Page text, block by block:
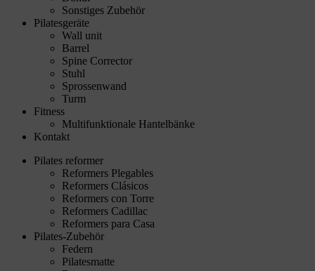
Sonstiges Zubehör
Pilatesgeräte
Wall unit
Barrel
Spine Corrector
Stuhl
Sprossenwand
Turm
Fitness
Multifunktionale Hantelbänke
Kontakt
Pilates reformer
Reformers Plegables
Reformers Clásicos
Reformers con Torre
Reformers Cadillac
Reformers para Casa
Pilates-Zubehör
Federn
Pilatesmatte